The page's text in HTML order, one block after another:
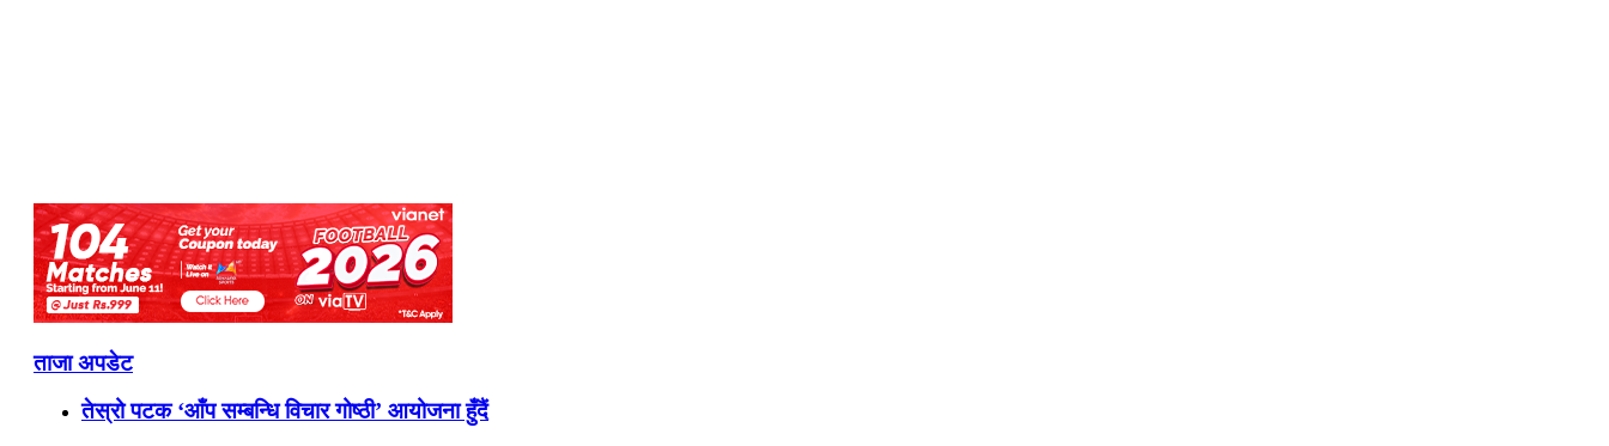
ताजा अपडेट
तेस्रो पटक ‘आँप सम्बन्धि विचार गोष्ठी’ आयोजना हुँदैं